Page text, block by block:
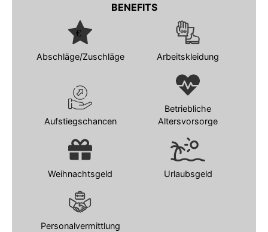
BENEFITS
Abschläge/Zuschläge Arbeitskleidung
Aufstiegschancen
Betriebliche
Altersvorsorge
Weihnachtsgeld Urlaubsgeld
Personalvermittlung